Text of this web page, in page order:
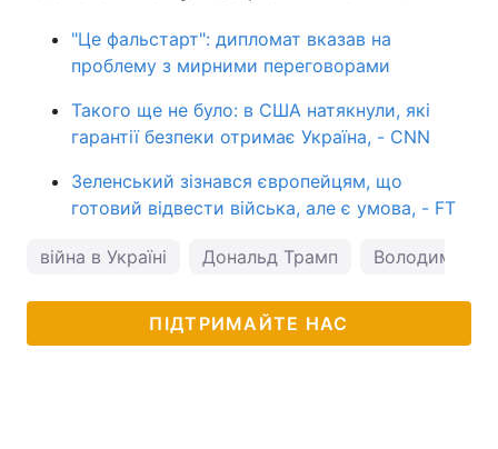
"Це фальстарт": дипломат вказав на
проблему з мирними переговорами
Такого ще не було: в США натякнули, які
гарантії безпеки отримає Україна, - CNN
Зеленський зізнався європейцям, що
готовий відвести війська, але є умова, - FT
війна в Україні Дональд Трамп Володимир
ПІДТРИМАЙТЕ НАС